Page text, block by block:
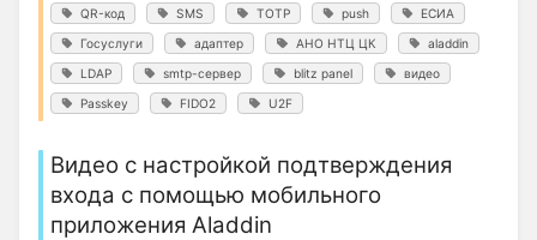
QR-код SMS TOTP push ЕСИА
Госуслуги адаптер АНО НТЦ ЦК aladdin
LDAP smtp-сервер blitz panel видео
Passkey FIDO2 U2F
Видео с настройкой подтверждения
входа с помощью мобильного
приложения Aladdin